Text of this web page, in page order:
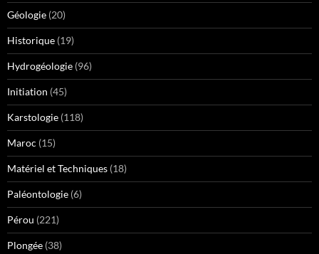
Géologie (20)
Historique (19)
Hydrogéologie (96)
Initiation (45)
Karstologie (118)
Maroc (15)
Matériel et Techniques (18)
Paléontologie (6)
Pérou (221)
Plongée (38)